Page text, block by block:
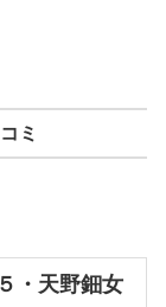
ミ
・天野鈿女